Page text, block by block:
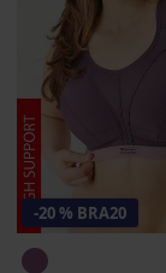
-20 % BRA20